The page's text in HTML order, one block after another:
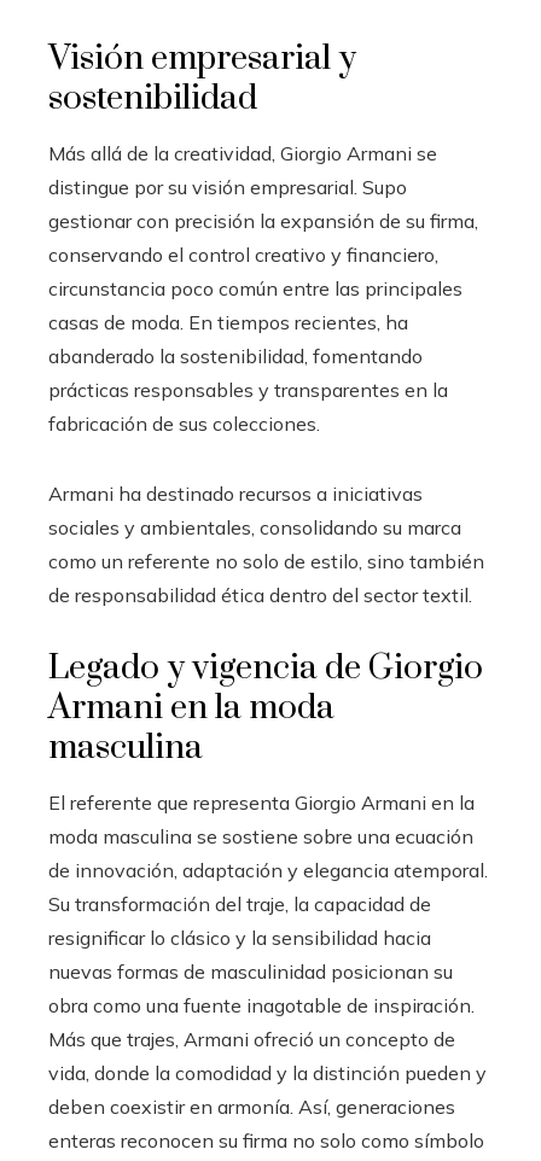
Visión empresarial y
sostenibilidad
Más allá de la creatividad, Giorgio Armani se
distingue por su visión empresarial. Supo
gestionar con precisión la expansión de su firma,
conservando el control creativo y financiero,
circunstancia poco común entre las principales
casas de moda. En tiempos recientes, ha
abanderado la sostenibilidad, fomentando
prácticas responsables y transparentes en la
fabricación de sus colecciones.
Armani ha destinado recursos a iniciativas
sociales y ambientales, consolidando su marca
como un referente no solo de estilo, sino también
de responsabilidad ética dentro del sector textil.
Legado y vigencia de Giorgio
Armani en la moda
masculina
El referente que representa Giorgio Armani en la
moda masculina se sostiene sobre una ecuación
de innovación, adaptación y elegancia atemporal.
Su transformación del traje, la capacidad de
resignificar lo clásico y la sensibilidad hacia
nuevas formas de masculinidad posicionan su
obra como una fuente inagotable de inspiración.
Más que trajes, Armani ofreció un concepto de
vida, donde la comodidad y la distinción pueden y
deben coexistir en armonía. Así, generaciones
enteras reconocen su firma no solo como símbolo